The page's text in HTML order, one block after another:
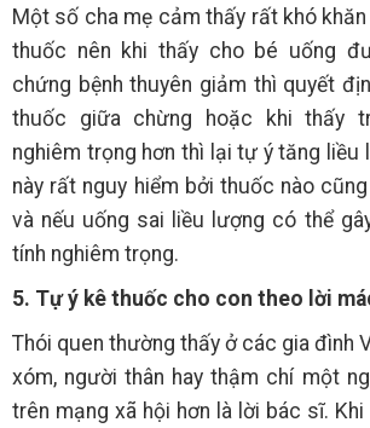
Một số cha mẹ cảm thấy rất khó
thuốc nên khi thấy cho bé uống
chứng bệnh thuyên giảm thì quyết
thuốc giữa chừng hoặc khi thấy
nghiêm trọng hơn thì lại tự ý tăng liều
này rất nguy hiểm bởi thuốc nào
và nếu uống sai liều lượng có thể
tính nghiêm trọng.
5. Tự ý kê thuốc cho con theo lời
Thói quen thường thấy ở các gia đình
xóm, người thân hay thậm chí một
trên mạng xã hội hơn là lời bác sĩ. Khi